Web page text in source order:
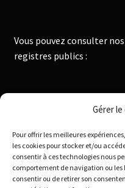
Gérer
Pour offrir les meilleures
les cookies pour stocker et/ou
consentir à ces technologies nous
comportement de navigation ou les
consentir ou de retirer son
Vous pouvez consulter
registres publics :
Institut National de la
Infogreffe : https://